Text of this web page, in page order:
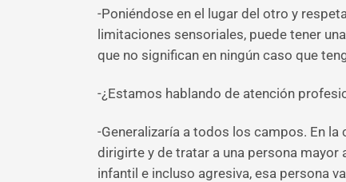
-Poniéndose en el lugar del otro y
limitaciones sensoriales, puede tener
que no significan en ningún caso que
-¿Estamos hablando de atención
-Generalizaría a todos los campos. En
dirigirte y de tratar a una persona
infantil e incluso agresiva, esa persona